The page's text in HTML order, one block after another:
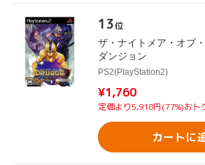
13位
ザ・ナイトメア・オブ
ダンジョン
PS2(PlayStation2)
¥1,760
定価より5,918円(77%)おト
カートに